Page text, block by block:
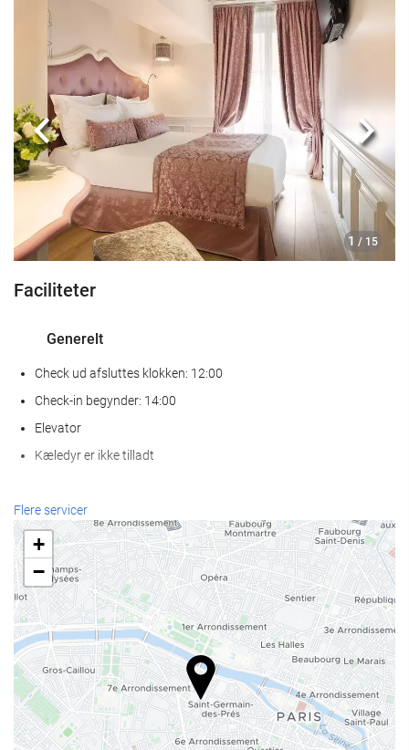
1 / 15
Previous
Faciliteter
Generelt
Check ud afsluttes klokken: 12:00
Check-in begynder: 14:00
Elevator
Kæledyr er ikke tilladt
Receptionen
Døgnåben reception
Bagageopbevaring
Mad og drikke
Bar
Internetadgang
Gratis wi-fi
Flere servicer
+
−